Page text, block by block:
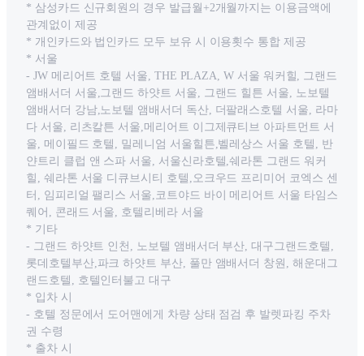
* 삼성카드 신규회원의 경우 발급월+2개월까지는 이용금액에
관계없이 제공
* 개인카드와 법인카드 모두 보유 시 이용횟수 통합 제공
* 서울
- JW 메리어트 호텔 서울, THE PLAZA, W 서울 워커힐, 그랜드
앰배서더 서울,그랜드 하얏트 서울, 그랜드 힐튼 서울, 노보텔
앰배서더 강남,노보텔 앰배서더 독산, 더팔래스호텔 서울, 라마
다 서울, 리츠칼튼 서울,메리어트 이그제큐티브 아파트먼트 서
울, 메이필드 호텔, 밀레니엄 서울힐튼,벨레상스 서울 호텔, 반
얀트리 클럽 앤 스파 서울, 서울신라호텔,쉐라톤 그랜드 워커
힐, 쉐라톤 서울 디큐브시티 호텔,오크우드 프리미어 코엑스 센
터, 임피리얼 팰리스 서울,코트야드 바이 메리어트 서울 타임스
퀘어, 콘래드 서울, 호텔리베라 서울
* 기타
- 그랜드 하얏트 인천, 노보텔 앰배서더 부산, 대구그랜드호텔,
롯데호텔부산,파크 하얏트 부산, 풀만 앰배서더 창원, 해운대그
랜드호텔, 호텔인터불고 대구
* 입차 시
- 호텔 정문에서 도어맨에게 차량 상태 점검 후 발렛파킹 주차
권 수령
* 출차 시